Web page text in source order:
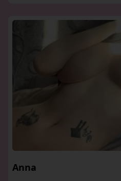
Anna